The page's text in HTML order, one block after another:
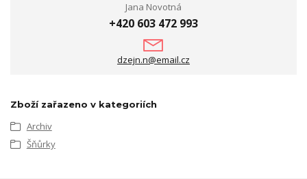
Jana Novotná
+420 603 472 993
dzejn.n@email.cz
Zboží zařazeno v kategoriích
Archiv
Šňůrky